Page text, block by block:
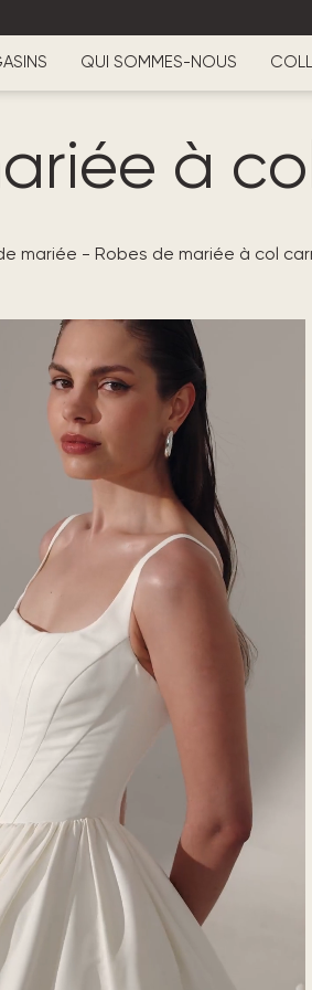
QUI SOMMES-NOUS
à
mariée - Robes de mariée à col